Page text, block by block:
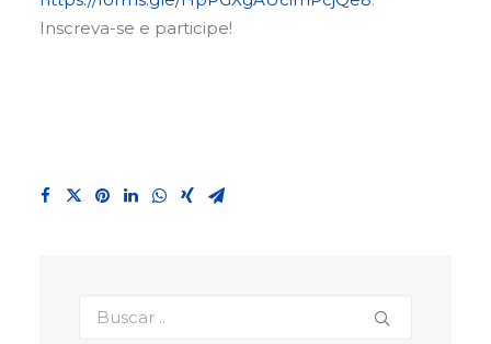
Inscreva-se e participe!